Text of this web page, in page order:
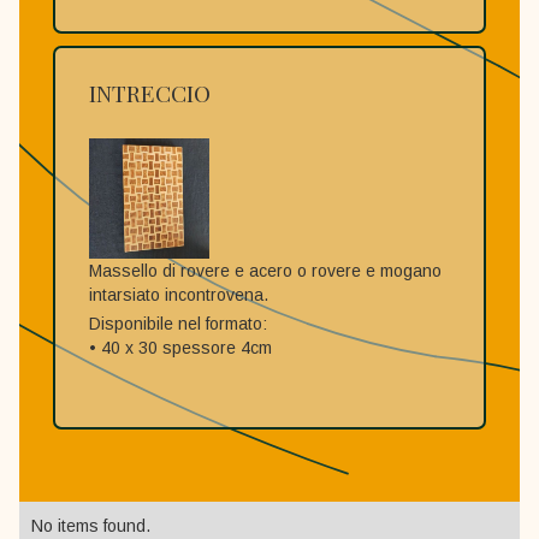
INTRECCIO
Massello di rovere e acero o rovere e mogano
intarsiato incontrovena.
Disponibile nel formato:
• 40 x 30 spessore 4cm
No items found.